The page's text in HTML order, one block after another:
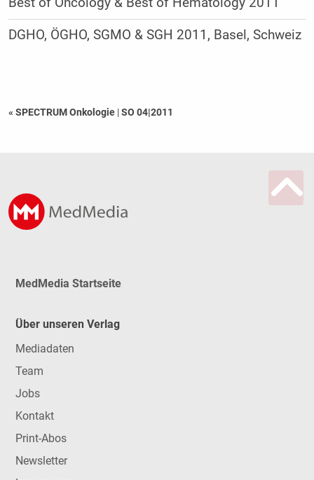
DGHO, ÖGHO, SGMO & SGH 2011, Basel, Schweiz
« SPECTRUM Onkologie |SO 04|2011
MedMedia Startseite
Über unseren Verlag
Mediadaten
Team
Jobs
Kontakt
Print-Abos
Newsletter